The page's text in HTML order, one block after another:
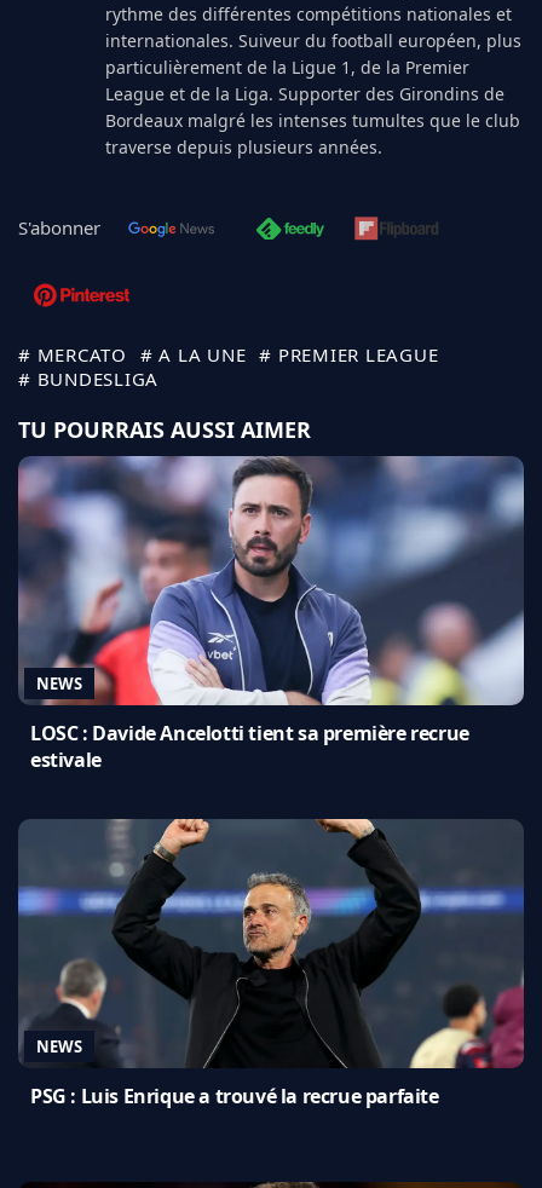
rythme des différentes compétitions nationales et
internationales. Suiveur du football européen, plus
particulièrement de la Ligue 1, de la Premier
League et de la Liga. Supporter des Girondins de
Bordeaux malgré les intenses tumultes que le club
traverse depuis plusieurs années.
S'abonner
# MERCATO # A LA UNE # PREMIER LEAGUE
# BUNDESLIGA
TU POURRAIS AUSSI AIMER
NEWS
LOSC : Davide Ancelotti tient sa première recrue
estivale
NEWS
PSG : Luis Enrique a trouvé la recrue parfaite